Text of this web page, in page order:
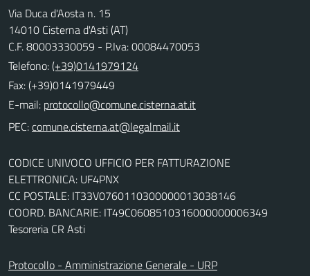
Via Duca d'Aosta n. 15
14010 Cisterna d'Asti (AT)
C.F. 80003330059 - P.Iva: 00084470053
Telefono:(+39)0141979124
Fax: (+39)0141979449
E-mail:
PEC:
CODICE UNIVOCO UFFICIO PER FATTURAZIONE
ELETTRONICA: UF4PNX
CC POSTALE: IT33V0760110300000013038146
COORD. BANCARIE: IT49C0608510316000000006349
Tesoreria CR Asti
Protocollo - Amministrazione Generale - URP